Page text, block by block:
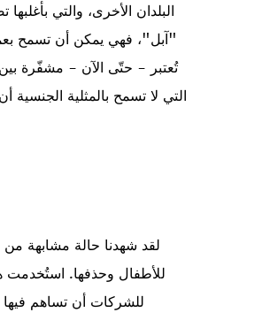
البلدان الأخرى، والتي
"آبل"، فهي يمكن أن تسمح
تُعتبر - حتّى الآن - مشفّرة
التي لا تسمح بالمثلية
لقد شهدنا حالة مشابهة
للأطفال وحذفها. استُخدمت
للشركات أن تساهم